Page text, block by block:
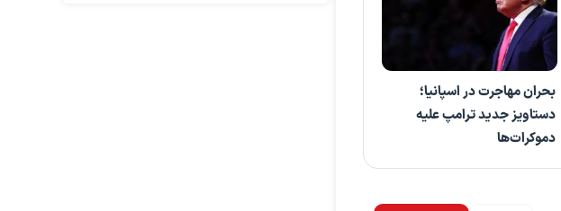
بحران مهاجرت در اسپانیا؛
دستاویز جدید ترامپ علیه
دموکرات‌ها